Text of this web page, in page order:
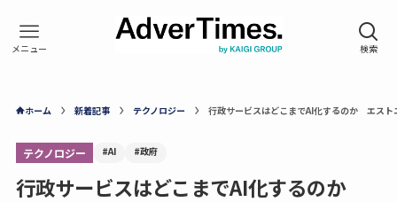
ホーム 新着記事 テクノロジー 行政サービスはどこまでAI化するのか エスト
テクノロジー #AI #政府
行政サービスはどこまでAI化するのか